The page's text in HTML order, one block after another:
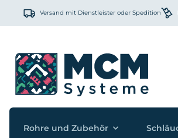
Versand mit Dienstleister oder Spedition
Rohre und Zubehör